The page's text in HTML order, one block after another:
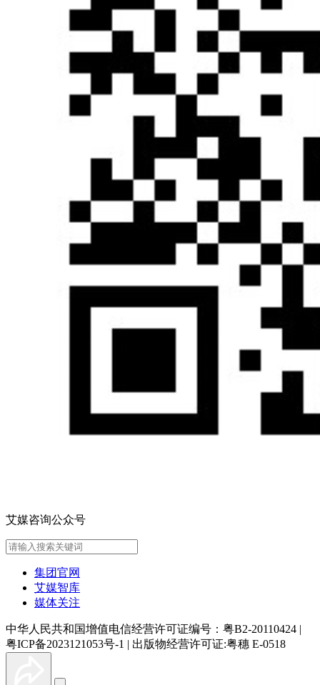
艾媒咨询公众号
集团官网
艾媒智库
媒体关注
中华人民共和国增值电信经营许可证编号：粤B2-20110424 |
粤ICP备2023121053号-1 | 出版物经营许可证:粤穗 E-0518